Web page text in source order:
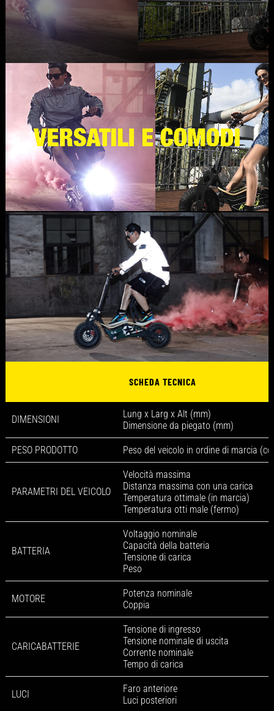
SCHEDA TECNICA
DIMENSIONI
Lung x Larg x Alt (mm)
Dimensione da piegato (mm)
PESO PRODOTTO Peso del veicolo in ordine di marcia
PARAMETRI DEL VEICOLO
Velocità massima
Distanza massima con una carica
Temperatura ottimale (in marcia)
Temperatura otti male (fermo)
BATTERIA
Voltaggio nominale
Capacità della batteria
Tensione di carica
Peso
MOTORE
Potenza nominale
Coppia
CARICABATTERIE
Tensione di ingresso
Tensione nominale di uscita
Corrente nominale
Tempo di carica
LUCI
Faro anteriore
Luci posteriori